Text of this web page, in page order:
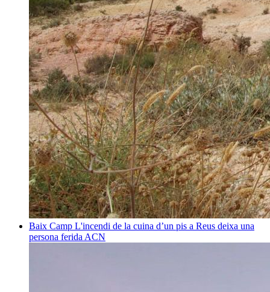
Baix Camp L'incendi de la cuina d’un pis a Reus deixa una
persona ferida ACN